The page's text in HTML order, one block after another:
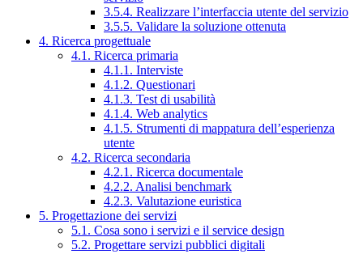
3.5.4. Realizzare l’interfaccia utente del servizio
3.5.5. Validare la soluzione ottenuta
4. Ricerca progettuale
4.1. Ricerca primaria
4.1.1. Interviste
4.1.2. Questionari
4.1.3. Test di usabilità
4.1.4. Web analytics
4.1.5. Strumenti di mappatura dell’esperienza
utente
4.2. Ricerca secondaria
4.2.1. Ricerca documentale
4.2.2. Analisi benchmark
4.2.3. Valutazione euristica
5. Progettazione dei servizi
5.1. Cosa sono i servizi e il service design
5.2. Progettare servizi pubblici digitali